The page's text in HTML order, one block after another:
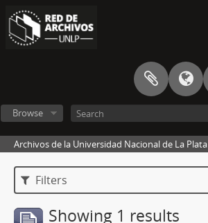
Browse
Archivos de la Universidad Nacional de La Plata
Filters
Showing 1 results